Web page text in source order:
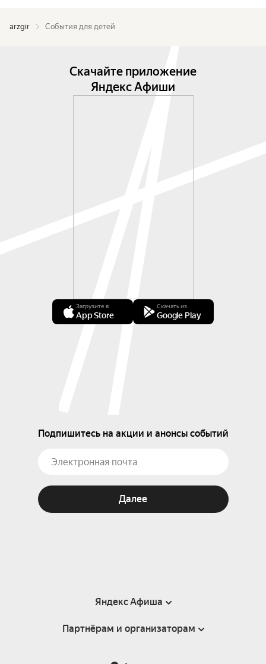
arzgir События для детей
Скачайте приложение
Яндекс Афиши
Загрузите в
App Store
Скачать из
Google Play
Подпишитесь на акции и анонсы событий
Далее
Яндекс Афиша
Справка
Партнёрам и организаторам